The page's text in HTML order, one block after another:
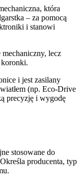
która
– za pomocą
i stanowi
lecz
koronki.
i jest zasilany
(np. Eco-Drive
precyzję i wygodę
stosowane do
producenta, typ